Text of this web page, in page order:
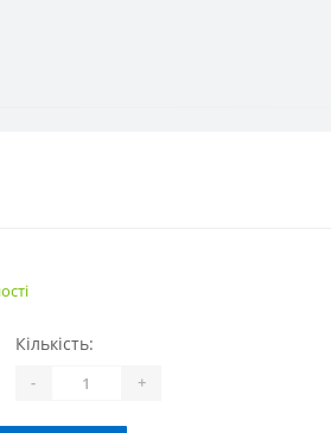
Кількість:
- +